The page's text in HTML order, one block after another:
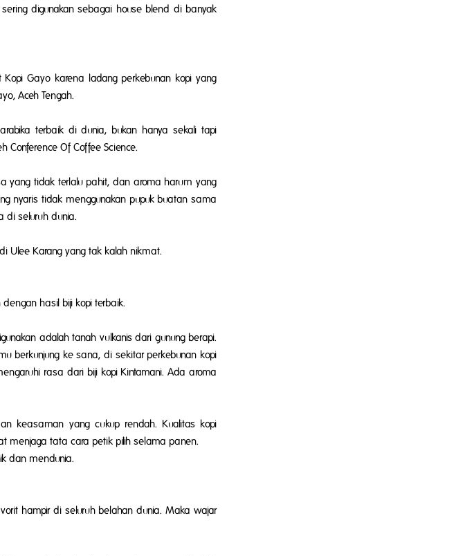
digunakan sebagai house blend di banyak
Gayo karena ladang perkebunan kopi yang
Aceh Tengah.
terbaik di dunia, bukan hanya sekali tapi
Conference Of Coffee Science.
yang tidak terlalu pahit, dan aroma harum yang
nyaris tidak menggunakan pupuk buatan sama
di seluruh dunia.
Ulee Karang yang tak kalah nikmat.
hasil biji kopi terbaik.
adalah tanah vulkanis dari gunung berapi.
berkunjung ke sana, di sekitar perkebunan kopi
rasa dari biji kopi Kintamani. Ada aroma
keasaman yang cukup rendah. Kualitas kopi
menjaga tata cara petik pilih selama panen.
dan mendunia.
hampir di seluruh belahan dunia. Maka wajar